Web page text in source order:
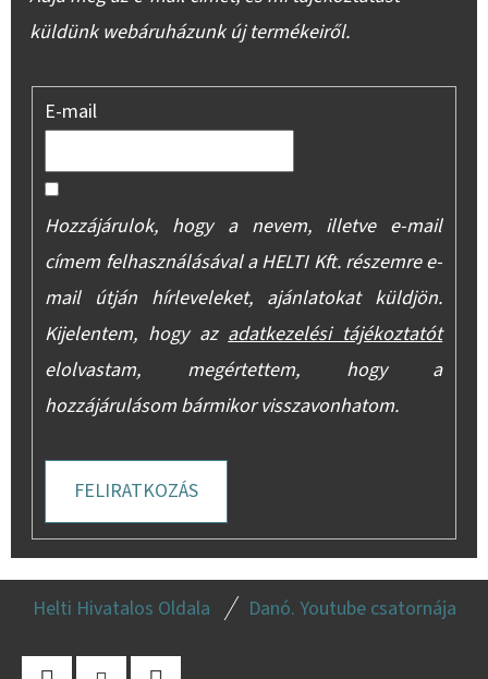
küldünk webáruházunk új termékeiről.
E-mail
Hozzájárulok, hogy a nevem, illetve e-mail
címem felhasználásával a HELTI Kft. részemre e-
mail útján hírleveleket, ajánlatokat küldjön.
Kijelentem, hogy azadatkezelési tájékoztatót
elolvastam, megértettem, hogy a
hozzájárulásom bármikor visszavonhatom.
FELIRATKOZÁS
Helti Hivatalos Oldala Danó. Youtube csatornája